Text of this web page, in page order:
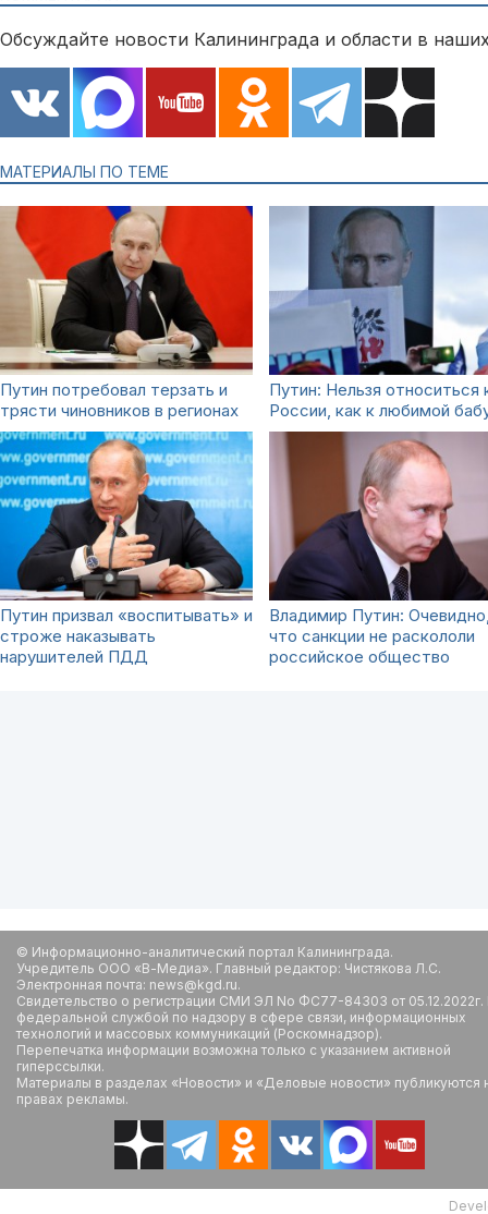
Обсуждайте новости Калининграда и области в
МАТЕРИАЛЫ ПО ТЕМЕ
Путин потребовал терзать и
трясти чиновников в регионах
Путин: Нельзя относиться
России, как к любимой
Путин призвал «воспитывать» и
строже наказывать
нарушителей ПДД
Владимир Путин:
что санкции не раскололи
российское общество
© Информационно-аналитический портал Калининграда.
Учредитель ООО «В-Медиа». Главный редактор: Чистякова Л.С.
Электронная почта: news@kgd.ru.
Свидетельство о регистрации СМИ ЭЛ No ФС77-84303 от
федеральной службой по надзору в сфере связи, информационных
технологий и массовых коммуникаций (Роскомнадзор).
Перепечатка информации возможна только с указанием активной
гиперссылки.
Материалы в разделах «Новости» и «Деловые новости» публикуются
правах рекламы.